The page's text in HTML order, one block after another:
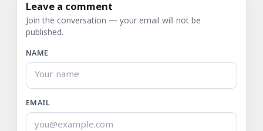
Leave a comment
Join the conversation — your email will not be
published.
NAME
EMAIL